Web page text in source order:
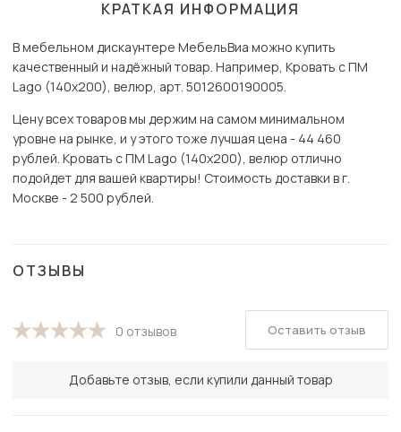
КРАТКАЯ ИНФОРМАЦИЯ
В мебельном дискаунтере МебельВиа можно купить
качественный и надёжный товар. Например, Кровать с ПМ
Lago (140х200), велюр, арт. 5012600190005.
Цену всех товаров мы держим на самом минимальном
уровне на рынке, и у этого тоже лучшая цена - 44 460
рублей. Кровать с ПМ Lago (140х200), велюр отлично
подойдет для вашей квартиры! Стоимость доставки в г.
Москве - 2 500 рублей.
ОТЗЫВЫ
0 отзывов
Добавьте отзыв, если купили данный товар
Оставить отзыв